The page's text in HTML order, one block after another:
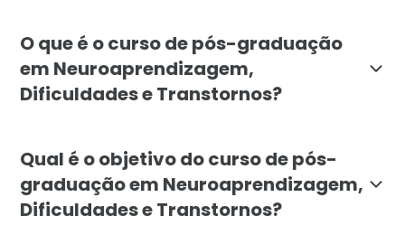
O que é o curso de pós-graduação
em Neuroaprendizagem,
Dificuldades e Transtornos?
Qual é o objetivo do curso de pós-
graduação em Neuroaprendizagem,
Dificuldades e Transtornos?